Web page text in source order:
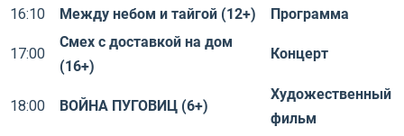
16:10 Между небом и тайгой (12+) Программа
17:00
Смех с доставкой на дом
(16+)
Концерт
18:00 ВОЙНА ПУГОВИЦ (6+)
Художественный
фильм